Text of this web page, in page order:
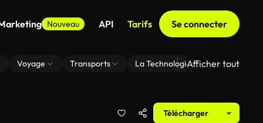
Nouveau API Tarifs Se connecter
Voyage Transports La Technologie Zoom En
Afficher tout
Télécharger